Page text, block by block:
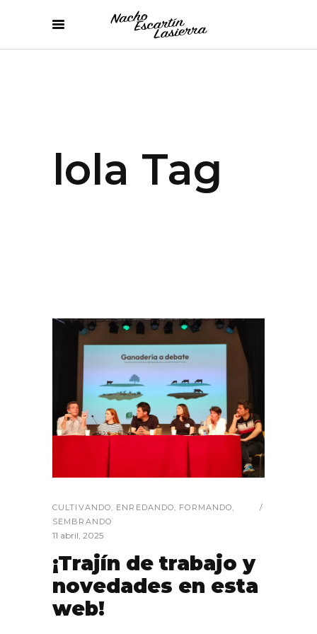
lola Tag
CULTIVANDO, ENREDANDO, FORMANDO,
SEMBRANDO
11 abril, 2025
¡Trajín de trabajo y
novedades en esta
web!